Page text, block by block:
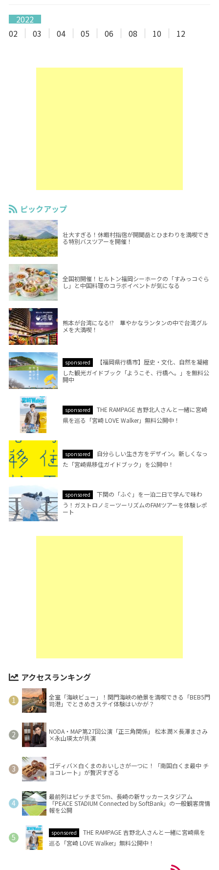
2022
02
03 04 05 06 08 10 12
ピックアップ
壮大すぎる！休暇村指宿が開聞岳とひまわりを満喫でき
る特別バスツアーを開催！
全国初開催！ヒルトン福岡シーホークの「すみっコぐら
し」と中国料理のコラボイベントが気になる
熊本が台湾になる!? 華やかなランタンの中で台湾グル
メを大満喫！
sponsored
【福岡県行橋市】歴史・文化、自然を凝縮
した観光ガイドブック「ようこそ、行橋へ。」を無料公
開中
sponsored
THE RAMPAGE 吉野北人さんと一緒に宮崎
県を巡る「宮崎 LOVE Walker」無料公開中！
sponsored
自分らしい生き方をデザイン。新しくなっ
た「宮崎県移住ガイドブック」を公開中！
sponsored
下関の「ふぐ」を一泊二日で学んで味わ
う！ガストロノミーツーリズムのFAMツアーを体験レポ
ート
アクセスランキング
全室「海峡ビュー」！関門海峡の絶景を満喫できる「BEB5門
司港」でときめきステイ体験はいかが？
NODA・MAP第27回公演「正三角関係」 松本潤×長澤まさみ
×永山瑛太が共演
ゴディバ×白くまのおいしさが一つに！「南国白くま最中 チ
ョコレート」が贅沢すぎる
最前列はピッチまで5m、長崎の新サッカースタジアム
「PEACE STADIUM Connected by SoftBank」の一般観客席情
報を公開
sponsored
THE RAMPAGE 吉野北人さんと一緒に宮崎県を
巡る「宮崎 LOVE Walker」無料公開中！